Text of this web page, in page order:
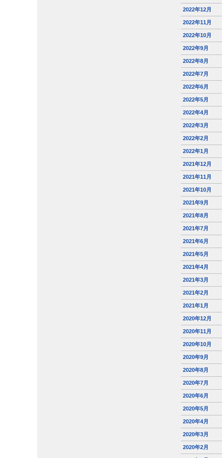
2022年12月
2022年11月
2022年10月
2022年9月
2022年8月
2022年7月
2022年6月
2022年5月
2022年4月
2022年3月
2022年2月
2022年1月
2021年12月
2021年11月
2021年10月
2021年9月
2021年8月
2021年7月
2021年6月
2021年5月
2021年4月
2021年3月
2021年2月
2021年1月
2020年12月
2020年11月
2020年10月
2020年9月
2020年8月
2020年7月
2020年6月
2020年5月
2020年4月
2020年3月
2020年2月